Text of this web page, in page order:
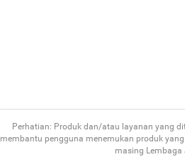
Perhatian: Produk dan/atau layanan yang
membantu pengguna menemukan produk
masing